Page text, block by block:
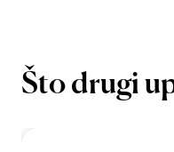
Što drugi